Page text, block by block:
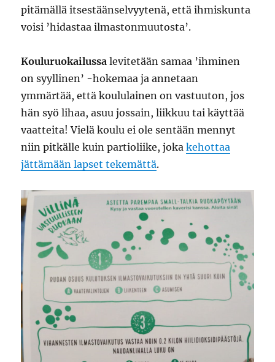
pitämällä itsestäänselvyytenä, että ihmiskunta
voisi ’hidastaa ilmastonmuutosta’.
Kouluruokailussa levitetään samaa ’ihminen
on syyllinen’ -hokemaa ja annetaan
ymmärtää, että koululainen on vastuuton, jos
hän syö lihaa, asuu jossain, liikkuu tai käyttää
vaatteita! Vielä koulu ei ole sentään mennyt
niin pitkälle kuin partioliike, jokakehottaa
jättämään lapset tekemättä.